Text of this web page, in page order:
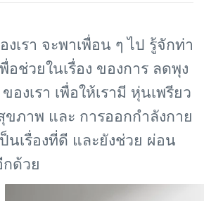
เรา จะพาเพื่อน ๆ ไป รู้จักท่า
พื่อช่วยในเรื่อง ของการ ลดพุง
องเรา เพื่อให้เรามี หุ่นเพรียว
ขภาพ และ การออกกำลังกาย
นเรื่องที่ดี และยังช่วย ผ่อน
กด้วย